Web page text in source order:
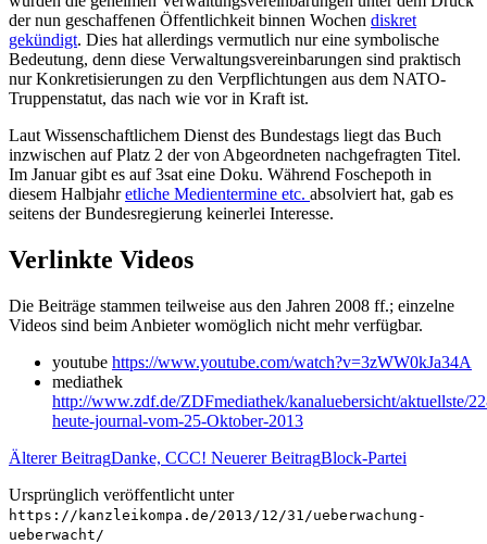
der nun geschaffenen Öffentlichkeit binnen Wochen diskret
gekündigt. Dies hat allerdings vermutlich nur eine symbolische
Bedeutung, denn diese Verwaltungsvereinbarungen sind praktisch
nur Konkretisierungen zu den Verpflichtungen aus dem NATO-
Truppenstatut, das nach wie vor in Kraft ist.
Laut Wissenschaftlichem Dienst des Bundestags liegt das Buch
inzwischen auf Platz 2 der von Abgeordneten nachgefragten Titel.
Im Januar gibt es auf 3sat eine Doku. Während Foschepoth in
diesem Halbjahretliche Medientermine etc. absolviert hat, gab es
seitens der Bundesregierung keinerlei Interesse.
Verlinkte Videos
Die Beiträge stammen teilweise aus den Jahren 2008 ff.; einzelne
Videos sind beim Anbieter womöglich nicht mehr verfügbar.
youtube https://www.youtube.com/watch?v=3zWW0kJa34A
mediathek
http://www.zdf.de/ZDFmediathek/kanaluebersicht/aktuellste/
heute-journal-vom-25-Oktober-2013
Älterer BeitragDanke, CCC! Neuerer BeitragBlock-Partei
Ursprünglich veröffentlicht unter
https://kanzleikompa.de/2013/12/31/ueberwachung-
ueberwacht/